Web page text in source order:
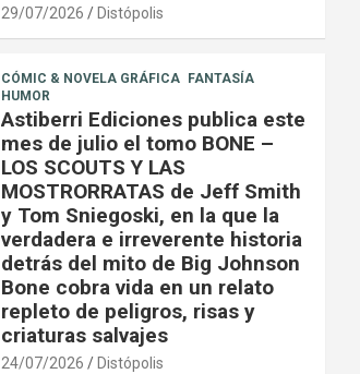
29/07/2026 Distópolis
CÓMIC & NOVELA GRÁFICA
FANTASÍA
HUMOR
Astiberri Ediciones publica este
mes de julio el tomo BONE –
LOS SCOUTS Y LAS
MOSTRORRATAS de Jeff Smith
y Tom Sniegoski, en la que la
verdadera e irreverente historia
detrás del mito de Big Johnson
Bone cobra vida en un relato
repleto de peligros, risas y
criaturas salvajes
24/07/2026 Distópolis